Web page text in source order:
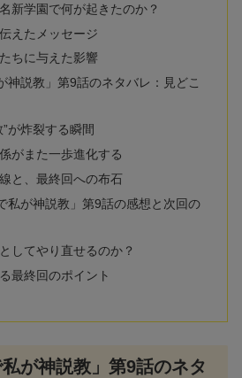
新学園で何が起きたのか？
えたメッセージ
ちに与えた影響
神説教」第9話のネタバレ：見どこ
が炸裂する瞬間
がまた一歩進化する
と、最終回への布石
私が神説教」第9話の感想と次回の
してやり直せるのか？
最終回のポイント
私が神説教」第9話のネタ